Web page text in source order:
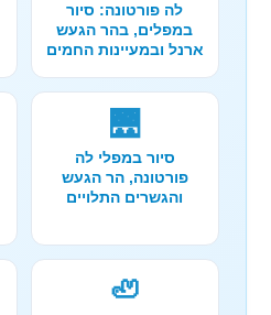
לה פורטונה: סיור
במפלים, בהר הגעש
ארנל ובמעיינות החמים
🌉
סיור במפלי לה
פורטונה, הר הגעש
והגשרים התלויים
🦥